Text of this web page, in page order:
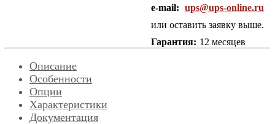
e-mail: ups@ups-online.ru
или оставить заявку выше.
Гарантия: 12 месяцев
Описание
Особенности
Опции
Характеристики
Документация